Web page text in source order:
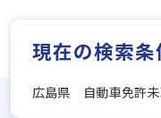
現在の検索条
広島県 自動車免許